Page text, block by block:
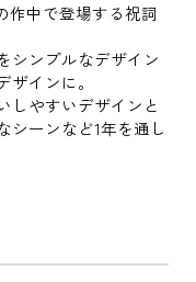
作中で登場する祝詞
シンプルなデザイン
インに。
しやすいデザインと
シーンなど1年を通し